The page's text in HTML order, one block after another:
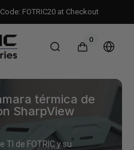
FOTRIC20 at Checkout
Carrito
0
0
artículos
térmica de
SharpView
TI de FOTRIC y su